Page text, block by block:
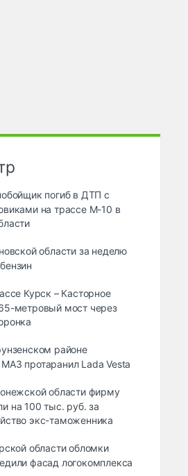
погиб в ДТП с
на трассе М-10 в
области за неделю
Курск – Касторное
метровый мост через
районе
протаранил Lada Vesta
области фирму
на 100 тыс. руб. за
экс-таможенника
области обломки
фасад логокомплекса